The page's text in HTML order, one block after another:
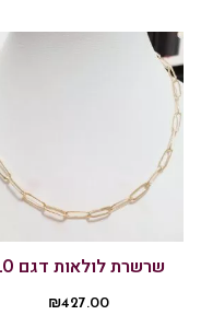
שרשרת לולאות דגם LO
₪427.00